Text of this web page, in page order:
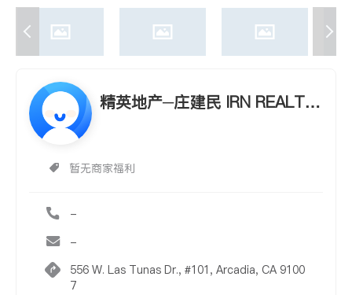
精英地产─庄建民 IRN REALTY
暂无商家福利
-
-
556 W. Las Tunas Dr., #101, Arcadia, CA 9100
7